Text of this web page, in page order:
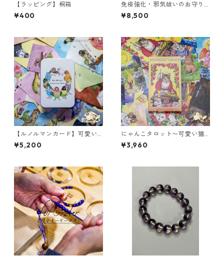
【ラッピング】桐箱
¥400
免疫強化・邪気祓いのお守り
ブレスレット「祝り」 北投石
イエローブルータイガーアイ
¥8,500
【ルノルマンカード】可愛い
鳥たちのThe Birdner Lenorm
and Deck
¥5,200
にゃんこタロット〜可愛い猫
のイラストが描かれたタロッ
トカード【大アルカナ22枚】
¥3,960